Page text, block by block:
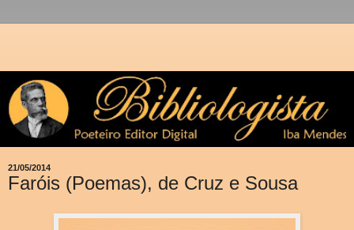
21/05/2014
Faróis (Poemas), de Cruz e Sousa